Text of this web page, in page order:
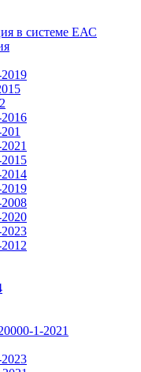
в системе ЕАС
1-2021